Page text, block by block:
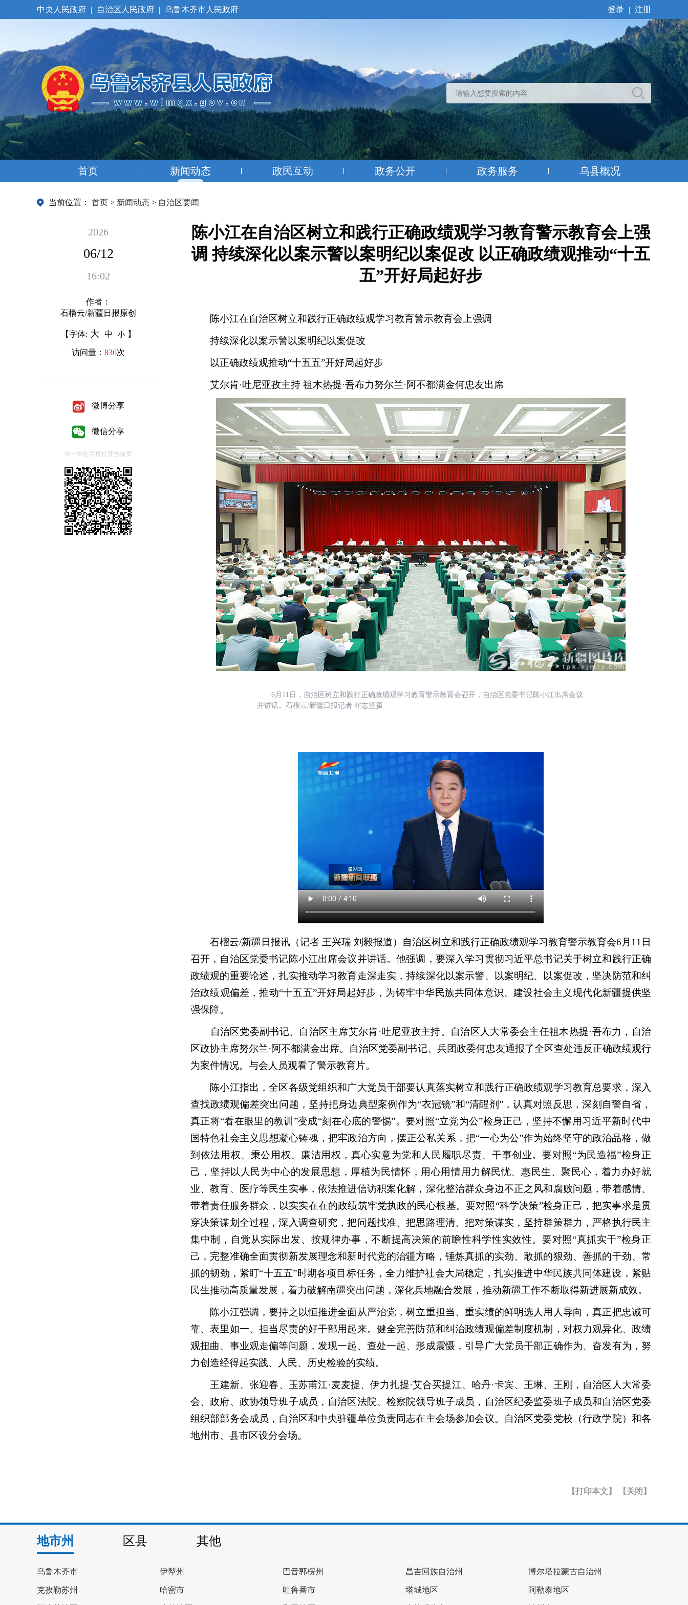
中央人民政府 | 自治区人民政府 | 乌鲁木齐市人民政府 登录 | 注册
首页 新闻动态 政民互动 政务公开 政务服务 乌县概况
当前位置： 首页 > 新闻动态 > 自治区要闻
2026
06/12
16:02
作者：
石榴云/新疆日报原创
【字体: 大 中 小 】
访问量： 836次
微博分享
微信分享
扫一扫在手机打开当前页
陈小江在自治区树立和践行正确政绩观学习教育警示教育会上强
调 持续深化以案示警以案明纪以案促改 以正确政绩观推动“十五
五”开好局起好步
陈小江在自治区树立和践行正确政绩观学习教育警示教育会上强调
持续深化以案示警以案明纪以案促改
以正确政绩观推动“十五五”开好局起好步
艾尔肯·吐尼亚孜主持 祖木热提·吾布力努尔兰·阿不都满金何忠友出席
6月11日，自治区树立和践行正确政绩观学习教育警示教育会召开，自治区党委书记陈小江出席会议
并讲话。石榴云/新疆日报记者 崔志坚摄
石榴云/新疆日报讯（记者 王兴瑞 刘毅报道）自治区树立和践行正确政绩观学习教育警示教育会6月11日
召开，自治区党委书记陈小江出席会议并讲话。他强调，要深入学习贯彻习近平总书记关于树立和践行正确
政绩观的重要论述，扎实推动学习教育走深走实，持续深化以案示警、以案明纪、以案促改，坚决防范和纠
治政绩观偏差，推动“十五五”开好局起好步，为铸牢中华民族共同体意识、建设社会主义现代化新疆提供坚
强保障。
自治区党委副书记、自治区主席艾尔肯·吐尼亚孜主持。自治区人大常委会主任祖木热提·吾布力，自治
区政协主席努尔兰·阿不都满金出席。自治区党委副书记、兵团政委何忠友通报了全区查处违反正确政绩观行
为案件情况。与会人员观看了警示教育片。
陈小江指出，全区各级党组织和广大党员干部要认真落实树立和践行正确政绩观学习教育总要求，深入
查找政绩观偏差突出问题，坚持把身边典型案例作为“衣冠镜”和“清醒剂”，认真对照反思，深刻自警自省，
真正将“看在眼里的教训”变成“刻在心底的警惕”。要对照“立党为公”检身正己，坚持不懈用习近平新时代中
国特色社会主义思想凝心铸魂，把牢政治方向，摆正公私关系，把“一心为公”作为始终坚守的政治品格，做
到依法用权、秉公用权、廉洁用权，真心实意为党和人民履职尽责、干事创业。要对照“为民造福”检身正
己，坚持以人民为中心的发展思想，厚植为民情怀，用心用情用力解民忧、惠民生、聚民心，着力办好就
业、教育、医疗等民生实事，依法推进信访积案化解，深化整治群众身边不正之风和腐败问题，带着感情、
带着责任服务群众，以实实在在的政绩筑牢党执政的民心根基。要对照“科学决策”检身正己，把实事求是贯
穿决策谋划全过程，深入调查研究，把问题找准、把思路理清、把对策谋实，坚持群策群力，严格执行民主
集中制，自觉从实际出发、按规律办事，不断提高决策的前瞻性科学性实效性。要对照“真抓实干”检身正
己，完整准确全面贯彻新发展理念和新时代党的治疆方略，锤炼真抓的实劲、敢抓的狠劲、善抓的干劲、常
抓的韧劲，紧盯“十五五”时期各项目标任务，全力维护社会大局稳定，扎实推进中华民族共同体建设，紧贴
民生推动高质量发展，着力破解南疆突出问题，深化兵地融合发展，推动新疆工作不断取得新进展新成效。
陈小江强调，要持之以恒推进全面从严治党，树立重担当、重实绩的鲜明选人用人导向，真正把忠诚可
靠、表里如一、担当尽责的好干部用起来。健全完善防范和纠治政绩观偏差制度机制，对权力观异化、政绩
观扭曲、事业观走偏等问题，发现一起、查处一起、形成震慑，引导广大党员干部正确作为、奋发有为，努
力创造经得起实践、人民、历史检验的实绩。
王建新、张迎春、玉苏甫江·麦麦提、伊力扎提·艾合买提江、哈丹·卡宾、王琳、王刚，自治区人大常委
会、政府、政协领导班子成员，自治区法院、检察院领导班子成员，自治区纪委监委班子成员和自治区党委
组织部部务会成员，自治区和中央驻疆单位负责同志在主会场参加会议。自治区党委党校（行政学院）和各
地州市、县市区设分会场。
【打印本文】 【关闭】
地市州 区县 其他
乌鲁木齐市 伊犁州 巴音郭楞州 昌吉回族自治州 博尔塔拉蒙古自治州
克孜勒苏州 哈密市 吐鲁番市 塔城地区 阿勒泰地区